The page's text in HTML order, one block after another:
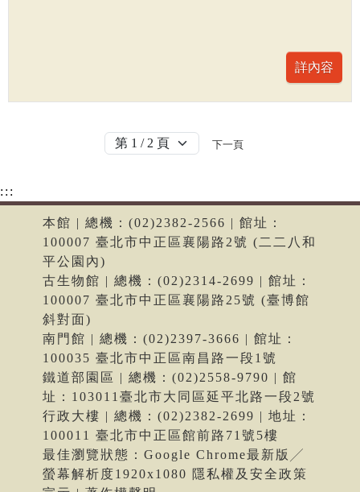
下一頁
:::
本館 | 總機：(02)2382-2566 | 館址：
100007 臺北市中正區襄陽路2號 (二二八和
平公園內)
古生物館 | 總機：(02)2314-2699 | 館址：
100007 臺北市中正區襄陽路25號 (臺博館
斜對面)
南門館 | 總機：(02)2397-3666 | 館址：
100035 臺北市中正區南昌路一段1號
鐵道部園區 | 總機：(02)2558-9790 | 館
址：103011臺北市大同區延平北路一段2號
行政大樓 | 總機：(02)2382-2699 | 地址：
100011 臺北市中正區館前路71號5樓
最佳瀏覽狀態：Google Chrome最新版╱
螢幕解析度1920x1080 隱私權及安全政策